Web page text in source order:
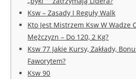
Ksw – Zasady I Reguły Walk
Kto Jest Mistrzem Ksw W Wadze
Mężczyzn – Do 120, 2 Kg?
Ksw 77 Jakie Kursy, Zakłady,
Faworytem?
Ksw 90